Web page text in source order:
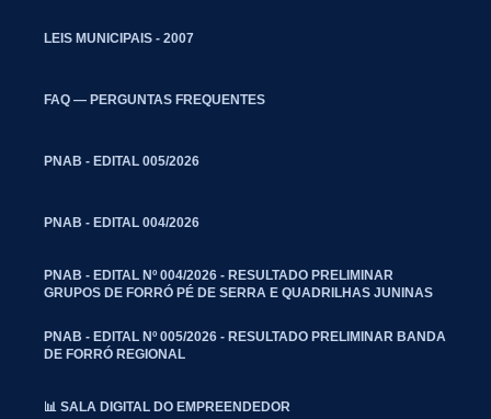
LEIS MUNICIPAIS - 2007
FAQ — PERGUNTAS FREQUENTES
PNAB - EDITAL 005/2026
PNAB - EDITAL 004/2026
PNAB - EDITAL Nº 004/2026 - RESULTADO PRELIMINAR
GRUPOS DE FORRÓ PÉ DE SERRA E QUADRILHAS JUNINAS
PNAB - EDITAL Nº 005/2026 - RESULTADO PRELIMINAR BANDA
DE FORRÓ REGIONAL
📊 SALA DIGITAL DO EMPREENDEDOR